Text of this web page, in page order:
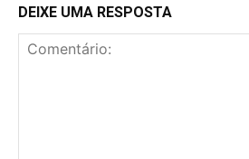
DEIXE UMA RESPOSTA